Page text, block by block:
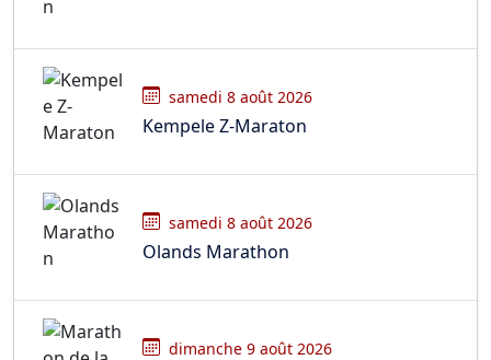
samedi 8 août 2026
Kempele Z-Maraton
samedi 8 août 2026
Olands Marathon
dimanche 9 août 2026